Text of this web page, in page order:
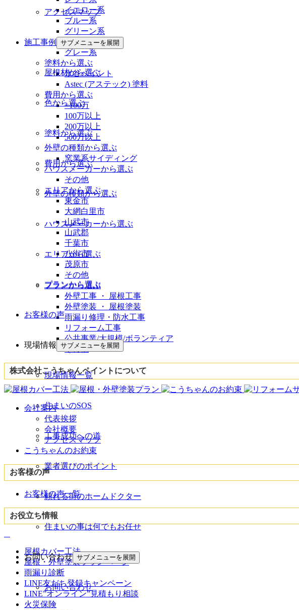
アクセスマップ
施工事例 サブメニューを展開
屋根材から選ぶ
色から選ぶ
塗料から選ぶ
費用から選ぶ
外壁の種類から選ぶ
ハウスメーカーから選ぶ
エリアから選ぶ
プランから選ぶ
お客様の声
現場情報 サブメニューを展開
現場情報一覧
住まいのSOS
工事成功への道
業者選びのポイント
頼れる街のホームドクター
住まいの事は何でもお任せ
お問い合わせ サブメニューを展開
お問い合わせ
イエロー系
ブルー系
グリーン系
ブラック系
グレー系
塗料から選ぶ
水谷ペイント
Astec (アステック) 塗料
費用から選ぶ
~100万
100万以上
200万以上
500万以上
外壁の種類から選ぶ
窯業系サイディング
ハウスメーカーから選ぶ
その他
エリアから選ぶ
東金市
大網白里市
山武市
山武郡
千葉市
八街市
茂原市
その他
プランから選ぶ
外壁工事 ・ 屋根工事
外壁塗装 ・ 屋根塗装
雨漏り修理・防水工事
リフォーム工事
公共事業/大規模/ボランティア
その他
株式会社こうちゃんペイントについて
会社案内
代表挨拶
会社概要
アクセスマップ
こうちゃんのお約束
お客様の声
お客様の声一覧
お役立ち情報
屋根カバー工法
屋根・外壁塗装プランページ
雨漏り診断
LINE友だち登録キャンペーン
LINE”オンライン”見積もり相談
火災保険